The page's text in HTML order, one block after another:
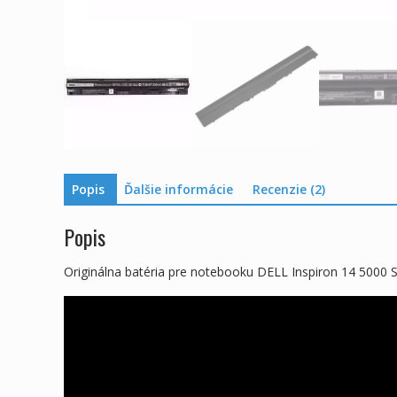
Popis Ďalšie informácie Recenzie (2)
Popis
Originálna batéria pre notebooku DELL Inspiron 14 5000